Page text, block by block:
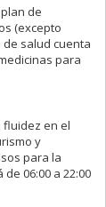
de
(excepto
de salud cuenta
para
fluidez en el
y
para la
06:00 a 22:00